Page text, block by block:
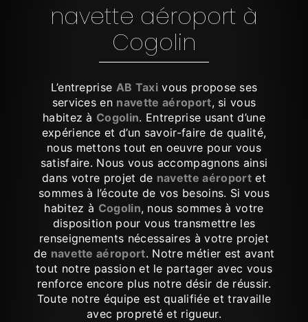
navette aéroport à
Cogolin
L’entreprise AB Taxivous propose ses
services en navette aéroport, si vous
habitez à Cogolin. Entreprise usant d’une
expérience et d’un savoir-faire de qualité,
nous mettons tout en oeuvre pour vous
satisfaire. Nous vous accompagnons ainsi
dans votre projet de navette aéroportet
sommes à l’écoute de vos besoins. Si vous
habitez à Cogolin, nous sommes à votre
disposition pour vous transmettre les
renseignements nécessaires à votre projet
de navette aéroport. Notre métier est avant
tout notre passion et le partager avec vous
renforce encore plus notre désir de réussir.
Toute notre équipe est qualifiée et travaille
avec propreté et rigueur.